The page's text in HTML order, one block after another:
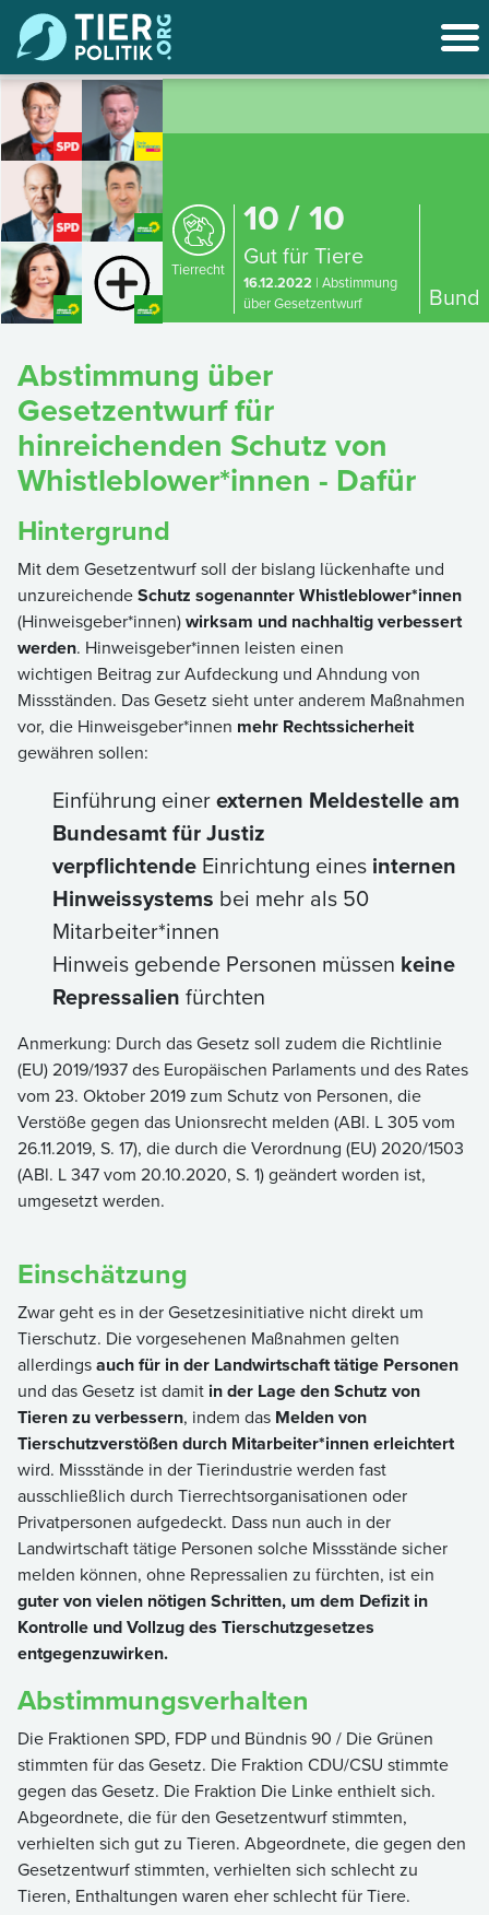
Tierrecht
10 / 10
Gut für Tiere
16.12.2022 | Abstimmung
über Gesetzentwurf
Bund
Abstimmung über
Gesetzentwurf für
hinreichenden Schutz von
Whistleblower*innen - Dafür
Hintergrund
Mit dem Gesetzentwurf soll der bislang lückenhafte und
unzureichendeSchutz sogenannter Whistleblower*innen
(Hinweisgeber*innen)wirksam und nachhaltig verbessert
werden. Hinweisgeber*innen leisten einen
wichtigen Beitrag zur Aufdeckung und Ahndung von
Missständen. Das Gesetz sieht unter anderem Maßnahmen
vor, die Hinweisgeber*innen mehr Rechtssicherheit
gewähren sollen:
Einführung einerexternen Meldestelle am
Bundesamt für Justiz
verpflichtende Einrichtung eines internen
Hinweissystems bei mehr als 50
Mitarbeiter*innen
Hinweis gebende Personen müssen keine
Repressalien fürchten
Anmerkung: Durch das Gesetz soll zudem die Richtlinie
(EU) 2019/1937 des Europäischen Parlaments und des Rates
vom 23. Oktober 2019 zum Schutz von Personen, die
Verstöße gegen das Unionsrecht melden (ABl. L 305 vom
26.11.2019, S. 17), die durch die Verordnung (EU) 2020/1503
(ABl. L 347 vom 20.10.2020, S. 1) geändert worden ist,
umgesetzt werden.
Einschätzung
Zwar geht es in der Gesetzesinitiative nicht direkt um
Tierschutz. Die vorgesehenen Maßnahmen gelten
allerdingsauch für in der Landwirtschaft tätige Personen
und das Gesetz ist damit in der Lage den Schutz von
Tieren zu verbessern, indem das Melden von
Tierschutzverstößen durch Mitarbeiter*innen erleichtert
wird. Missstände in der Tierindustrie werden fast
ausschließlich durch Tierrechtsorganisationen oder
Privatpersonen aufgedeckt. Dass nun auch in der
Landwirtschaft tätige Personen solche Missstände sicher
melden können, ohne Repressalien zu fürchten, ist ein
guter von vielen nötigen Schritten, um dem Defizit in
Kontrolle und Vollzug des Tierschutzgesetzes
entgegenzuwirken.
Abstimmungsverhalten
Die Fraktionen SPD, FDP und Bündnis 90 / Die Grünen
stimmten für das Gesetz. Die Fraktion CDU/CSU stimmte
gegen das Gesetz. Die Fraktion Die Linke enthielt sich.
Abgeordnete, die für den Gesetzentwurf stimmten,
verhielten sich gut zu Tieren. Abgeordnete, die gegen den
Gesetzentwurf stimmten, verhielten sich schlecht zu
Tieren, Enthaltungen waren eher schlecht für Tiere.